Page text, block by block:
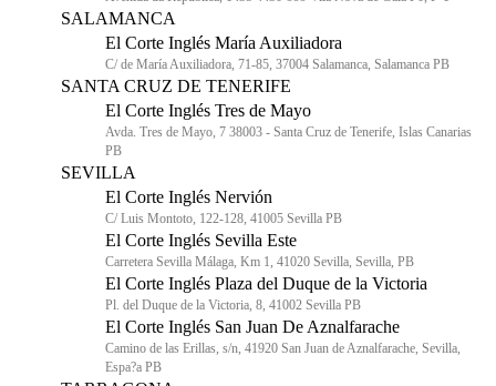
SALAMANCA
El Corte Inglés María Auxiliadora
C/ de María Auxiliadora, 71-85, 37004 Salamanca, Salamanca PB
SANTA CRUZ DE TENERIFE
El Corte Inglés Tres de Mayo
Avda. Tres de Mayo, 7 38003 - Santa Cruz de Tenerife, Islas Canarias
PB
SEVILLA
El Corte Inglés Nervión
C/ Luis Montoto, 122-128, 41005 Sevilla PB
El Corte Inglés Sevilla Este
Carretera Sevilla Málaga, Km 1, 41020 Sevilla, Sevilla, PB
El Corte Inglés Plaza del Duque de la Victoria
Pl. del Duque de la Victoria, 8, 41002 Sevilla PB
El Corte Inglés San Juan De Aznalfarache
Camino de las Erillas, s/n, 41920 San Juan de Aznalfarache, Sevilla,
Espa?a PB